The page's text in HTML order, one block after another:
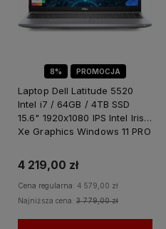
8% PROMOCJA
Laptop Dell Latitude 5520
Intel i7 / 64GB / 4TB SSD
15.6" 1920x1080 IPS Intel Iris
Xe Graphics Windows 11 PRO
4 219,00 zł
Cena regularna: 4 579,00 zł
Najniższa cena: 3 779,00 zł